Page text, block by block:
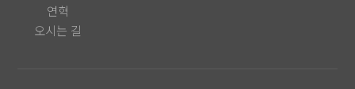
연혁
오시는 길